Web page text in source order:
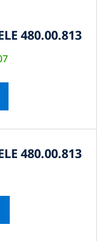
480.00.813
480.00.813